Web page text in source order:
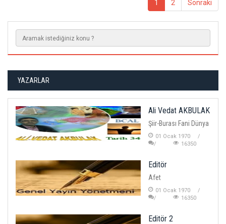
1 2 Sonraki
YAZARLAR
Ali Vedat AKBULAK
Şiir-Burası Fani Dünya
01 Ocak 1970
16350
Editör
Afet
01 Ocak 1970
16350
Editör 2